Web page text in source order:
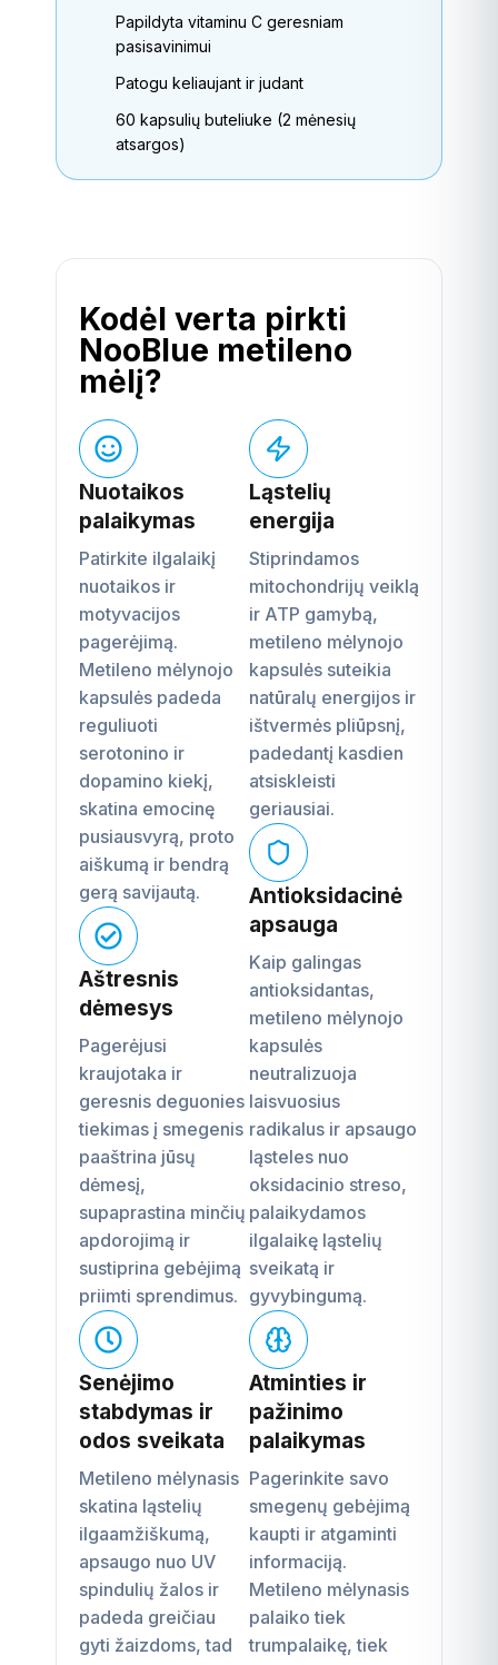
Papildyta vitaminu C geresniam
pasisavinimui
Patogu keliaujant ir judant
60 kapsulių buteliuke (2 mėnesių
atsargos)
Kodėl verta pirkti
NooBlue metileno
mėlį?
Nuotaikos
palaikymas
Patirkite ilgalaikį
nuotaikos ir
motyvacijos
pagerėjimą.
Metileno mėlynojo
kapsulės padeda
reguliuoti
serotonino ir
dopamino kiekį,
skatina emocinę
pusiausvyrą, proto
aiškumą ir bendrą
gerą savijautą.
Aštresnis
dėmesys
Pagerėjusi
kraujotaka ir
geresnis deguonies
tiekimas į smegenis
paaštrina jūsų
dėmesį,
supaprastina minčių
apdorojimą ir
sustiprina gebėjimą
priimti sprendimus.
Senėjimo
stabdymas ir
odos sveikata
Metileno mėlynasis
skatina ląstelių
ilgaamžiškumą,
apsaugo nuo UV
spindulių žalos ir
padeda greičiau
gyti žaizdoms, tad
Ląstelių
energija
Stiprindamos
mitochondrijų veiklą
ir ATP gamybą,
metileno mėlynojo
kapsulės suteikia
natūralų energijos ir
ištvermės pliūpsnį,
padedantį kasdien
atsiskleisti
geriausiai.
Antioksidacinė
apsauga
Kaip galingas
antioksidantas,
metileno mėlynojo
kapsulės
neutralizuoja
laisvuosius
radikalus ir apsaugo
ląsteles nuo
oksidacinio streso,
palaikydamos
ilgalaikę ląstelių
sveikatą ir
gyvybingumą.
Atminties ir
pažinimo
palaikymas
Pagerinkite savo
smegenų gebėjimą
kaupti ir atgaminti
informaciją.
Metileno mėlynasis
palaiko tiek
trumpalaikę, tiek